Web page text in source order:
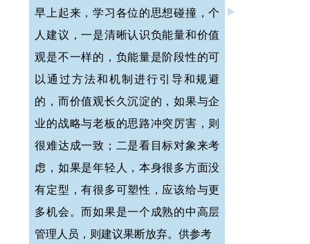
早上起来，学习各位的思想碰撞，个
人建议，一是清晰认识负能量和价值
观是不一样的，负能量是阶段性的可
以通过方法和机制进行引导和规避
的，而价值观长久沉淀的，如果与企
业的战略与老板的思路冲突厉害，则
很难达成一致；二是看目标对象来考
虑，如果是年轻人，本身很多方面没
有定型，有很多可塑性，应该给与更
多机会。而如果是一个成熟的中高层
管理人员，则建议果断放弃。供参考